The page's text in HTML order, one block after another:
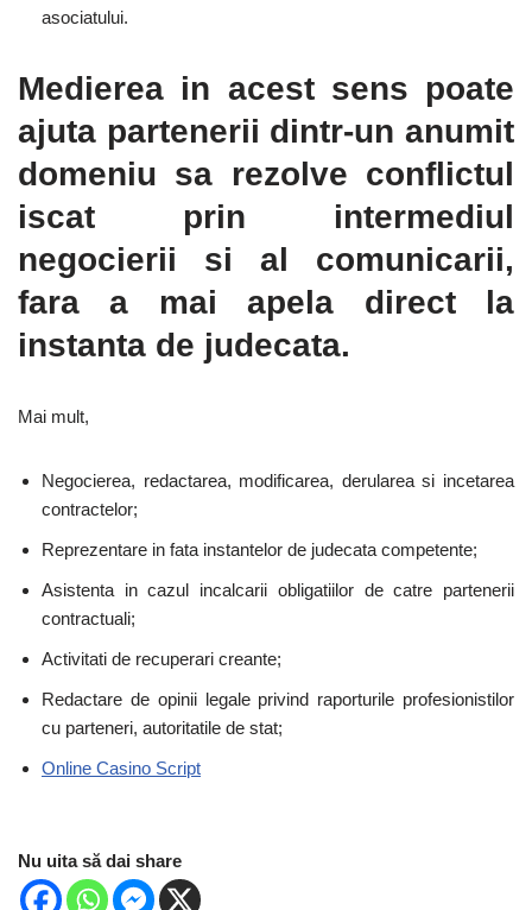
asociatului.
Medierea in acest sens poate
ajuta partenerii dintr-un anumit
domeniu sa rezolve conflictul
iscat prin intermediul
negocierii si al comunicarii,
fara a mai apela direct la
instanta de judecata.
Mai mult,
Negocierea, redactarea, modificarea, derularea si incetarea
contractelor;
Reprezentare in fata instantelor de judecata competente;
Asistenta in cazul incalcarii obligatiilor de catre partenerii
contractuali;
Activitati de recuperari creante;
Redactare de opinii legale privind raporturile profesionistilor
cu parteneri, autoritatile de stat;
Online Casino Script
Nu uita să dai share